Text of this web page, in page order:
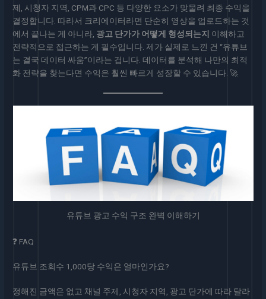
제, 시청자 지역, CPM과 CPC 등 다양한 요소가 맞물려 최종 수익을
결정합니다. 따라서 크리에이터라면 단순히 영상을 업로드하는 것
에서 끝나는 게 아니라, 광고 단가가 어떻게 형성되는지 이해하고
전략적으로 접근하는 게 필수입니다. 제가 실제로 느낀 건 “유튜브
는 결국 데이터 싸움”이라는 겁니다. 데이터를 분석해 나만의 최적
화 전략을 찾는다면 수익은 훨씬 빠르게 성장할 수 있습니다. 🚀
유튜브 광고 수익 구조 완벽 이해하기
❓ FAQ
유튜브 조회수 1,000당 수익은 얼마인가요?
정해진 금액은 없고 채널 주제, 시청자 지역, 광고 단가에 따라 달라